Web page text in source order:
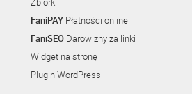
FaniPAY Płatności online
FaniSEO Darowizny za linki
Widget na stronę
Plugin WordPress